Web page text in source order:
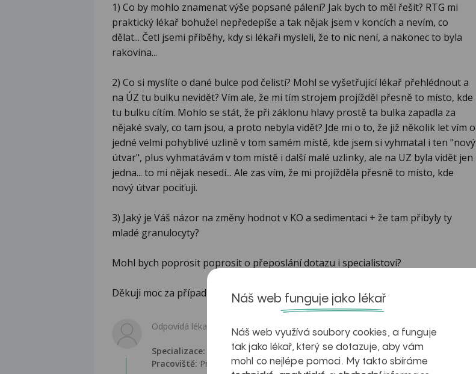
1) Co by mohlo znamenat výše popsané pálení? Jak bych to měl řešit? RTG mi
praktický lékař bohužel nepředepíše a tak nějak jsem v koncích a nevím, co
dělat... Četl jsemi příběhy, kdy si lékaři mysleli, že to nic není, a nakonec to byla
rakovina...
2) Co si myslíte o dané bulce pod čelistí? Mohl se vyšetřující lékař přehlédnout a
na ÚZ tu bulku nevidět? Vím ale, že mi tím strojem projížděl přesně to místo, kde
tu bulku cítím. Mohlo se stát, že při záklonu hlavy prostě ta bulka zapadla za
nějaké svaly, co tam jsou, a proto nebyla vidět? Jde mi o to, že již několik let vím o
jedné velmi pohyblivé uzlině v tom samém místě, kde jsem si vyhmatal i ten "nový
útvar", plus vyhmatávám v tom místě i další malé uzlinky, ale na UZ byla vidět jen
jedna... to mi nějak nesedí... Ale zas vím, že mi projížděla přesně to místo, kde
nový útvar pociťuji.
3) Jaký je Váš názor na změny hodnot v KO a sedimentaci + že tam přibyly ty
mladé granulocyty?
Mohl bych poprosit poprosit o přeposlání dotazu i specialistovi?
Děkuji moc za případnou odpověď a omlouvám se, že sem znovu píši.
Odpovídá lékař:
Specializace: Praktické lékařství pro dospělé
Pracoviště: Praktický lékař pro dospělé, Lipník nad Bečvou
Náš web funguje jako lékař
Náš web využívá soubory cookies, a funguje
tak jako lékař, který se dotazuje, aby vám
mohl co nejlépe pomoci. My takto sbíráme